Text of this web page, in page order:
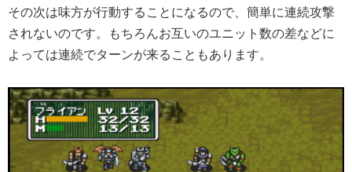
その次は味方が行動することになるので、簡単に連続攻撃
されないのです。もちろんお互いのユニット数の差などに
よっては連続でターンが来ることもあります。